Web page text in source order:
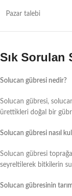
Pazar talebi
Sık Sorulan
Solucan gübresi nedir?
Solucan gübresi,
ürettikleri doğal bir
Solucan gübresi nasıl
Solucan gübresi
seyreltilerek bitkilerin
Solucan gübresinin